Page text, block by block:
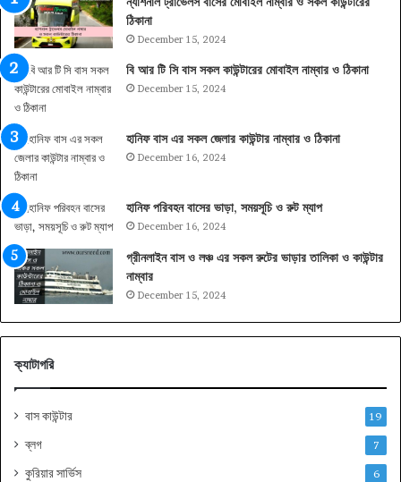
ঠিকানা
December 15, 2024
বি আর টি সি বাস সকল কাউন্টারের মোবাইল নাম্বার ও ঠিকানা
December 15, 2024
হানিফ বাস এর সকল জেলার কাউন্টার নাম্বার ও ঠিকানা
December 16, 2024
হানিফ পরিবহন বাসের ভাড়া, সময়সূচি ও রুট ম্যাপ
December 16, 2024
গ্রীনলাইন বাস ও লঞ্চ এর সকল রুটের ভাড়ার তালিকা ও কাউন্টার
নাম্বার
December 15, 2024
ক্যাটাগরি
বাস কাউন্টার 19
ব্লগ 7
কুরিয়ার সার্ভিস 6